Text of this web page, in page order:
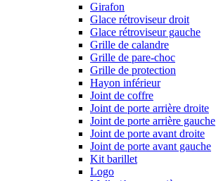
Girafon
Glace rétroviseur droit
Glace rétroviseur gauche
Grille de calandre
Grille de pare-choc
Grille de protection
Hayon inférieur
Joint de coffre
Joint de porte arrière droite
Joint de porte arrière gauche
Joint de porte avant droite
Joint de porte avant gauche
Kit barillet
Logo